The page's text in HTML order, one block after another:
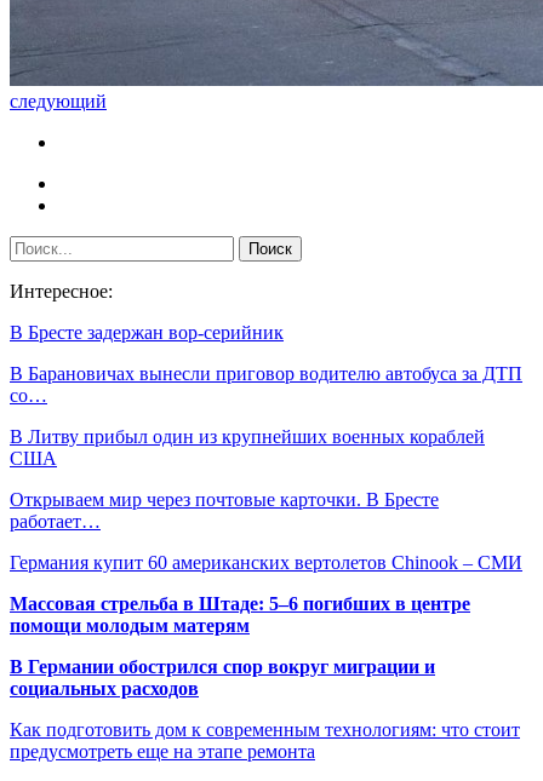
следующий
Интересное:
В Бресте задержан вор-серийник
В Барановичах вынесли приговор водителю автобуса за ДТП
со…
В Литву прибыл один из крупнейших военных кораблей
США
Открываем мир через почтовые карточки. В Бресте
работает…
Германия купит 60 американских вертолетов Chinook – СМИ
Массовая стрельба в Штаде: 5–6 погибших в центре
помощи молодым матерям
В Германии обострился спор вокруг миграции и
социальных расходов
Как подготовить дом к современным технологиям: что стоит
предусмотреть еще на этапе ремонта